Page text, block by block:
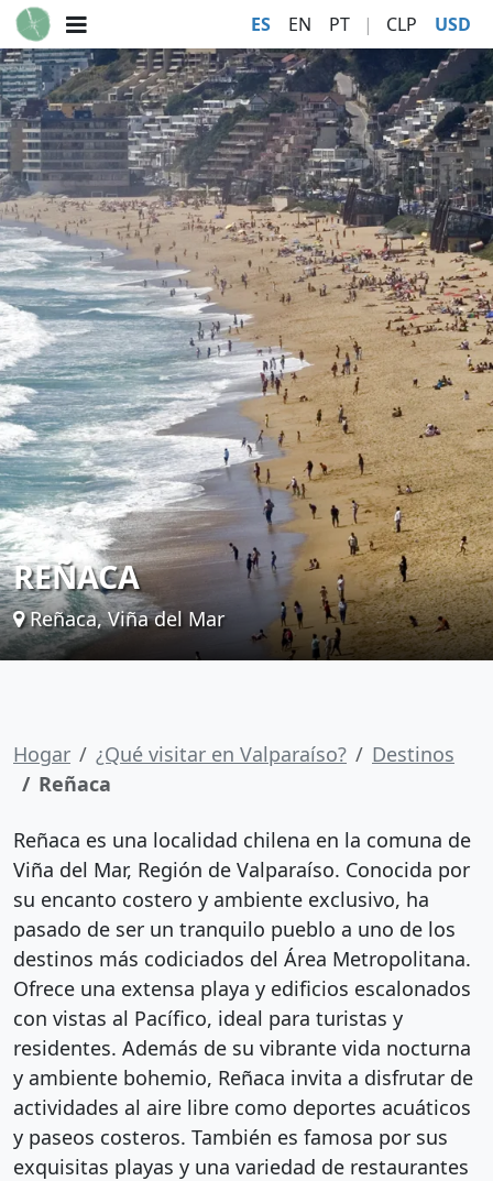
ES EN PT | CLP USD
REÑACA
Reñaca, Viña del Mar
Hogar ¿Qué visitar en Valparaíso?
Destinos
Reñaca
Reñaca es una localidad chilena en la comuna de
Viña del Mar, Región de Valparaíso. Conocida por
su encanto costero y ambiente exclusivo, ha
pasado de ser un tranquilo pueblo a uno de los
destinos más codiciados del Área Metropolitana.
Ofrece una extensa playa y edificios escalonados
con vistas al Pacífico, ideal para turistas y
residentes. Además de su vibrante vida nocturna
y ambiente bohemio, Reñaca invita a disfrutar de
actividades al aire libre como deportes acuáticos
y paseos costeros. También es famosa por sus
exquisitas playas y una variedad de restaurantes